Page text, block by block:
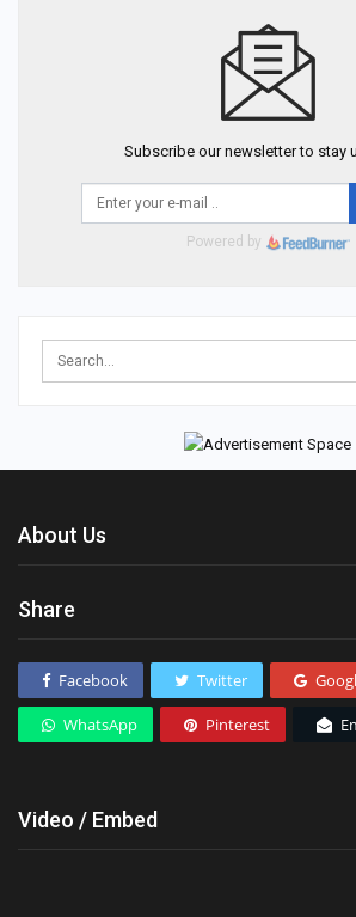
Subscribe our newsletter to stay
Powered by
About Us
Share
Facebook Twitter
WhatsApp Pinterest
Video / Embed